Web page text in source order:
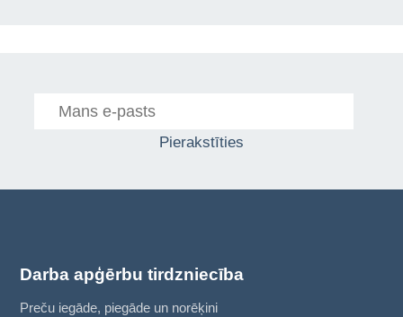
Pierakstīties
Darba apģērbu tirdzniecība
Preču iegāde, piegāde un norēķini